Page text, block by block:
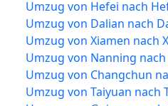
Umzug von Hefei nach
Umzug von Dalian nach
Umzug von Xiamen nach
Umzug von Nanning
Umzug von Changchun
Umzug von Taiyuan nach